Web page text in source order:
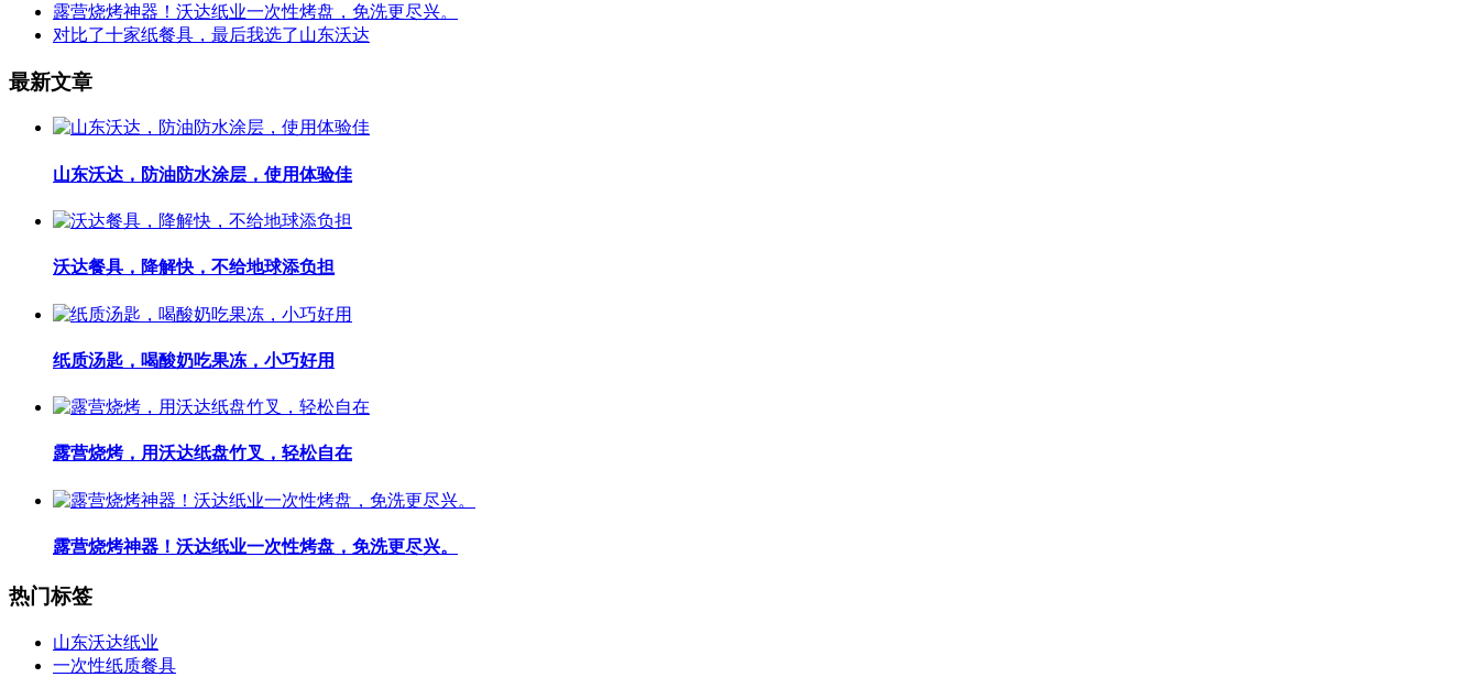
露营烧烤神器！沃达纸业一次性烤盘，免洗更尽兴。
对比了十家纸餐具，最后我选了山东沃达
最新文章
山东沃达，防油防水涂层，使用体验佳
沃达餐具，降解快，不给地球添负担
纸质汤匙，喝酸奶吃果冻，小巧好用
露营烧烤，用沃达纸盘竹叉，轻松自在
露营烧烤神器！沃达纸业一次性烤盘，免洗更尽兴。
热门标签
山东沃达纸业
一次性纸质餐具